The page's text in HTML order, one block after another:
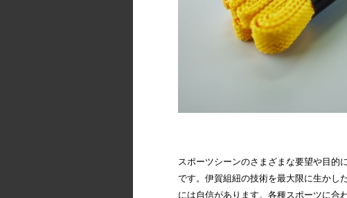
スポーツシーンのさまざまな要望や目的
です。伊賀組紐の技術を最大限に生かし
には自信があります。各種スポーツに合